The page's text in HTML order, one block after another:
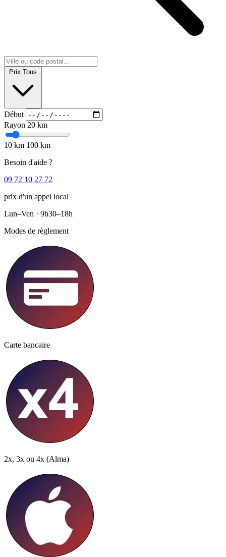
Prix Tous
Début
Rayon 20 km
10 km 100 km
Besoin d'aide ?
09 72 10 27 72
prix d'un appel local
Lun–Ven · 9h30–18h
Modes de règlement
Carte bancaire
2x, 3x ou 4x (Alma)